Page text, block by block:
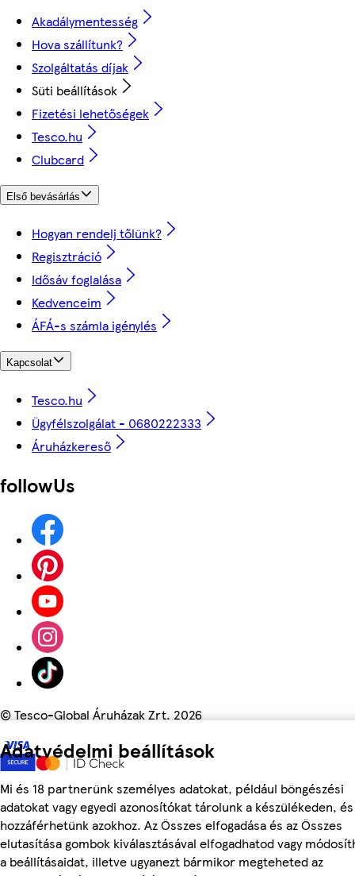
Adatvédelmi beállítások
Mi és 18 partnerünk személyes adatokat, például böngészési
adatokat vagy egyedi azonosítókat tárolunk a készülékeden, és
hozzáférhetünk azokhoz. Az Összes elfogadása és az Összes
elutasítása gombok kiválasztásával elfogadhatod vagy
a beállításaidat, illetve ugyanezt bármikor megteheted az
Akadálymentesség
Hova szállítunk?
Szolgáltatás díjak
Süti beállítások
Fizetési lehetőségek
Tesco.hu
Clubcard
Első bevásárlás
Hogyan rendelj tőlünk?
Regisztráció
Idősáv foglalása
Kedvenceim
ÁFÁ-s számla igénylés
Kapcsolat
Tesco.hu
Ügyfélszolgálat - 0680222333
Áruházkereső
followUs
©Tesco-Global Áruházak Zrt. 2026